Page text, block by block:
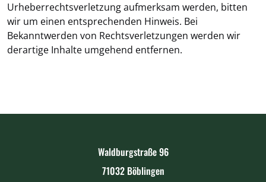
Urheberrechtsverletzung aufmerksam werden, bitten
wir um einen entsprechenden Hinweis. Bei
Bekanntwerden von Rechtsverletzungen werden wir
derartige Inhalte umgehend entfernen.
Waldburgstraße 96
71032 Böblingen